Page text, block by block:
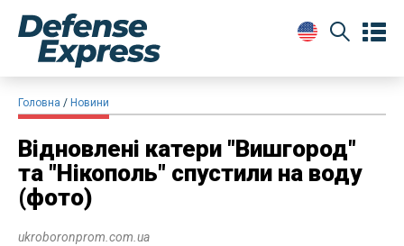
Головна Новини
Відновлені катери "Вишгород"
та "Нікополь" спустили на воду
(фото)
ukroboronprom.com.ua